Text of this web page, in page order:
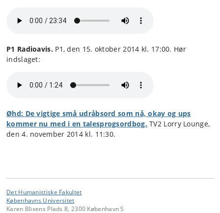
P1 Radioavis. P1, den 15. oktober 2014 kl. 17:00. Hør
indslaget:
Øhd: De vigtige små udråbsord som nå, okay og ups
kommer nu med i en talesprogsordbog. TV2 Lorry Lounge,
den 4. november 2014 kl. 11:30.
Det Humanistiske Fakultet
Københavns Universitet
Karen Blixens Plads 8, 2300 København S